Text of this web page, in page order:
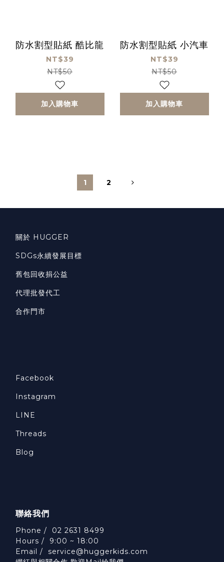
防水割型貼紙 酷比龍
NT$39
NT$50
加入購物車
防水割型貼紙 小汽車
NT$39
NT$50
加入購物車
1 2
關於 HUGGER
SDGs永續發展目標
舊包回收捐公益
代理批發代工
合作門市
Facebook
Instagram
LINE
Threads
Blog
聯絡我們
Phone / 02 2631 8499
Hours / 9:00 ~ 18:00
Email / service@huggerkids.com